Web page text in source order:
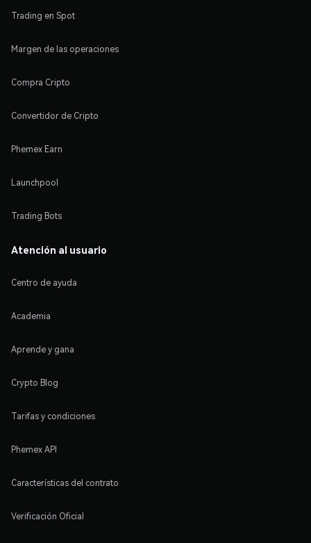
Trading en Spot
Margen de las operaciones
Compra Cripto
Convertidor de Cripto
Phemex Earn
Launchpool
Trading Bots
Atención al usuario
Centro de ayuda
Academia
Aprende y gana
Crypto Blog
Tarifas y condiciones
Phemex API
Características del contrato
Verificación Oficial